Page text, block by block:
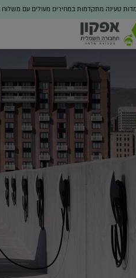
טעינה מתקדמות במחירים מעולים עם משלוח
כל הפתרונות מערכת